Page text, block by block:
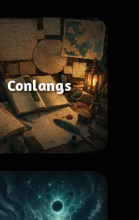
Conlangs